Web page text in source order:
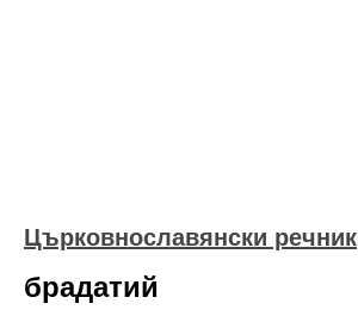
Църковнославянски речник
брадатий